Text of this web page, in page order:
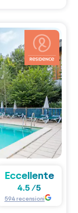
Eccellente
4.5/5
594recensioni